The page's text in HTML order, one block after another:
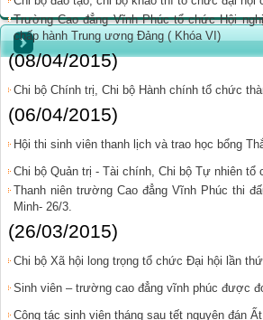
Trường Cao đẳng Vĩnh Phúc tổ chức Hội
chấp hành Trung ương Đảng ( Khóa VI)
(08/04/2015)
Chi bộ Chính trị, Chi bộ Hành chính tổ chức
(06/04/2015)
Hội thi sinh viên thanh lịch và trao học bổng
Chi bộ Quản trị - Tài chính, Chi bộ Tự nhiên
Thanh niên trường Cao đẳng Vĩnh Phúc thi
Minh- 26/3.
(26/03/2015)
Chi bộ Xã hội long trọng tổ chức Đại hội lần
Sinh viên – trường cao đẳng vĩnh phúc được
Công tác sinh viên tháng sau tết nguyên đán